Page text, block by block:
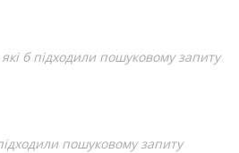
б підходили пошуковому запиту
пошуковому запиту